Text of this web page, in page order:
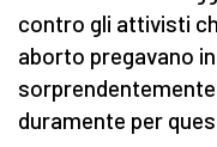
contro gli attivisti
aborto pregavano
duramente per